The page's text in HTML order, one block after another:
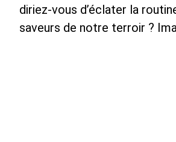
diriez-vous d’éclater la
saveurs de notre terroir ?